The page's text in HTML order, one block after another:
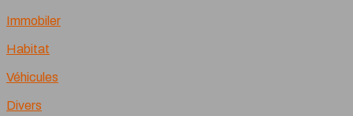
Immobiler
Habitat
Véhicules
Divers